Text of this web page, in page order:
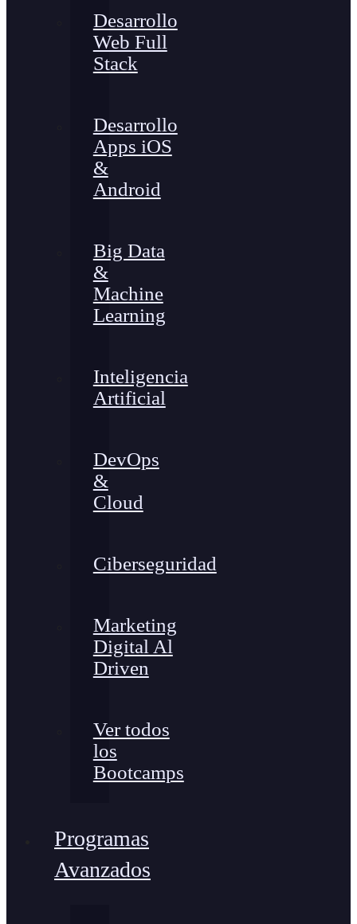
Desarrollo
Web Full
Stack
Desarrollo
Apps iOS
&
Android
Big Data
&
Machine
Learning
Inteligencia
Artificial
DevOps
&
Cloud
Ciberseguridad
Marketing
Digital Al
Driven
Ver todos
los
Bootcamps
Programas
Avanzados